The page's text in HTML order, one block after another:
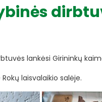
lankėsi Girininkų
laisvalaikio salėje.